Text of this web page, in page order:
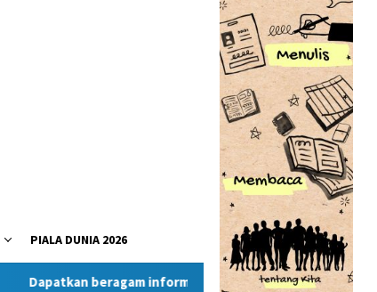
PIALA DUNIA 2026
Dapatkan beragam informasi dan berita menarik dari situs